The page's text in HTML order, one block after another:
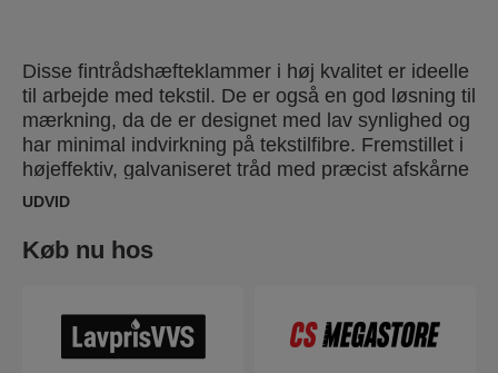
Disse fintrådshæfteklammer i høj kvalitet er ideelle
til arbejde med tekstil. De er også en god løsning til
mærkning, da de er designet med lav synlighed og
har minimal indvirkning på tekstilfibre. Fremstillet i
højeffektiv, galvaniseret tråd med præcist afskårne
ben, som giver optimal penetration.
UDVID
Køb nu hos